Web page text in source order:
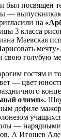
был посвящен
—
на
3 класса
Маевская
свою голубую
гостям и
— цвет
олимп».
дефиле
—
А Игошев